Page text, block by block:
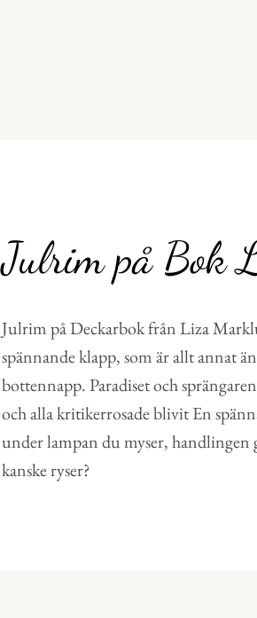
Julrim på Bok
Julrim på Deckarbok från Liza
spännande klapp, som är allt annat
bottennapp. Paradiset och
och alla kritikerrosade blivit En
under lampan du myser, handlingen
kanske ryser?